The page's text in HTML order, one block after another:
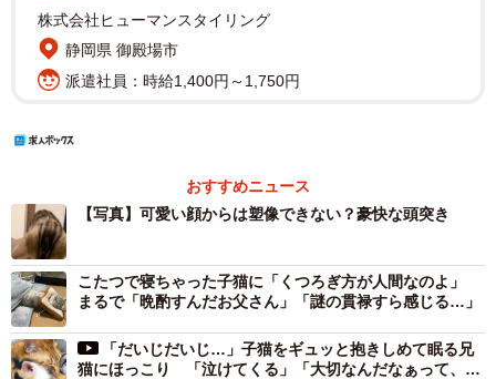
株式会社ヒューマンスタイリング
静岡県 御殿場市
派遣社員：時給1,400円～1,750円
おすすめニュース
【写真】可愛い顔からは塑像できない？豪快な頭突き
こたつで寝ちゃった子猫に「くつろぎ方が人間なのよ」
まるで「晩酌すんだお父さん」「謎の貫禄すら感じる…」
「だいじだいじ…」子猫をギュッと抱きしめて眠る兄
猫にほっこり 「泣けてくる」「大切なんだなぁって、ひ